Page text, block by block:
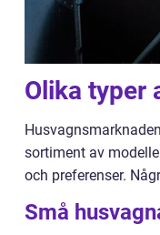
Olika typer
sortiment av
och preferenser.
Små